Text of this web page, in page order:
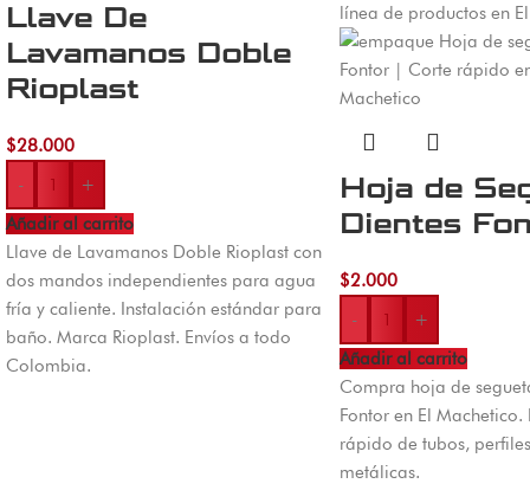
Llave De
Lavamanos Doble
Rioplast
$28.000
-
+
Añadir al carrito
Llave de Lavamanos Doble Rioplast con
dos mandos independientes para agua
fría y caliente. Instalación estándar para
baño. Marca Rioplast. Envíos a todo
Colombia.
Hoja de
Dientes
$2.000
-
+
Añadir al carrito
Compra hoja de
Fontor en El
rápido de tubos,
metálicas.